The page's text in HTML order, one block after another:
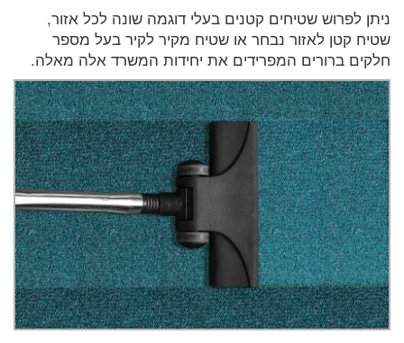
ניתן לפרוש שטיחים קטנים בעלי דוגמה שונה לכל אזור,
שטיח קטן לאזור נבחר או שטיח מקיר לקיר בעל מספר
חלקים ברורים המפרידים את יחידות המשרד אלה מאלה.